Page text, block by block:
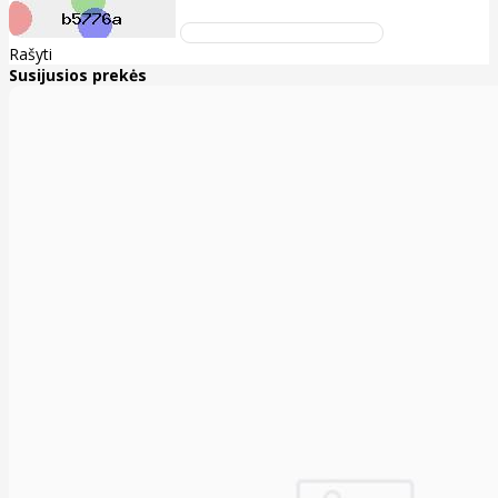
Rašyti
Susijusios prekės